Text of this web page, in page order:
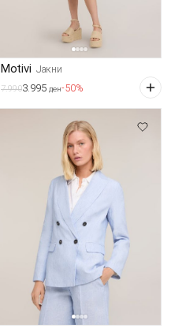
Motivi Јакни
7.9903.995 ден-50%